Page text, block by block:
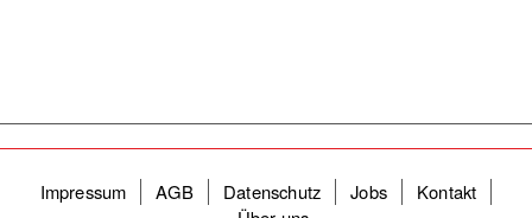
Impressum AGB Datenschutz Jobs
Kontakt